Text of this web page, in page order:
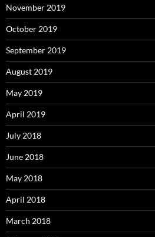
November 2019
October 2019
September 2019
August 2019
May 2019
April 2019
July 2018
June 2018
May 2018
April 2018
March 2018